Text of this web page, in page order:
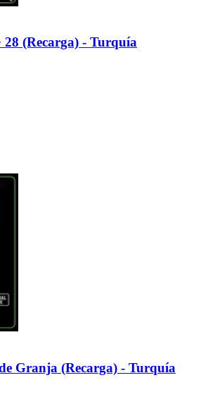
(Recarga) - Turquía
Granja (Recarga) - Turquía